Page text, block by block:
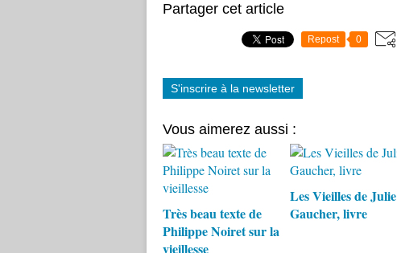
Partager cet article
Repost 0
S'inscrire à la newsletter
Vous aimerez aussi :
Très beau texte de
Philippe Noiret sur la
vieillesse
Les Vieilles de Julie
Gaucher, livre